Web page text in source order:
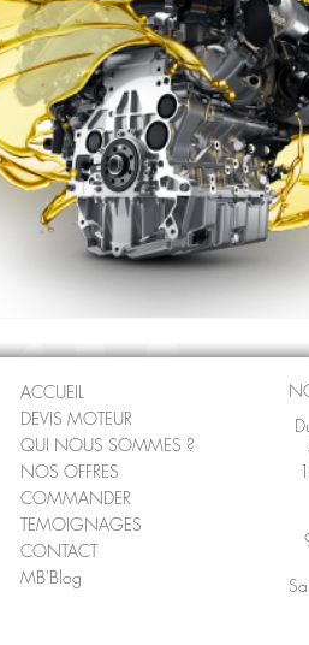
ACCUEIL
DEVIS MOTEUR
QUI NOUS SOMMES ?
NOS OFFRES
COMMANDER
TEMOIGNAGES
CONTACT
MB'Blog